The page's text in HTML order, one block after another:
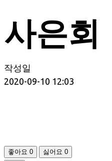
사은회
작성일
2020-09-10 12:03
좋아요 0 싫어요 0